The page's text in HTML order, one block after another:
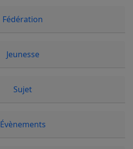
Fédération
Jeunesse
Sujet
Évènements